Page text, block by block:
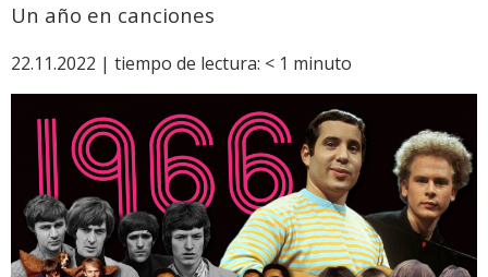
Un año en canciones
22.11.2022 | tiempo de lectura: < 1 minuto